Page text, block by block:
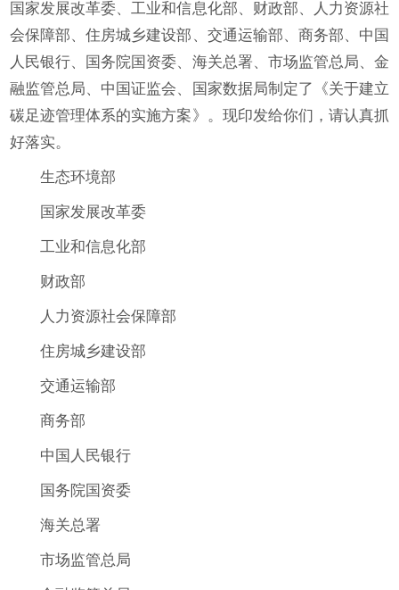
国家发展改革委、工业和信息化部、财政部、人力资源社
会保障部、住房城乡建设部、交通运输部、商务部、中国
人民银行、国务院国资委、海关总署、市场监管总局、金
融监管总局、中国证监会、国家数据局制定了《关于建立
碳足迹管理体系的实施方案》。现印发给你们，请认真抓
好落实。
生态环境部
国家发展改革委
工业和信息化部
财政部
人力资源社会保障部
住房城乡建设部
交通运输部
商务部
中国人民银行
国务院国资委
海关总署
市场监管总局